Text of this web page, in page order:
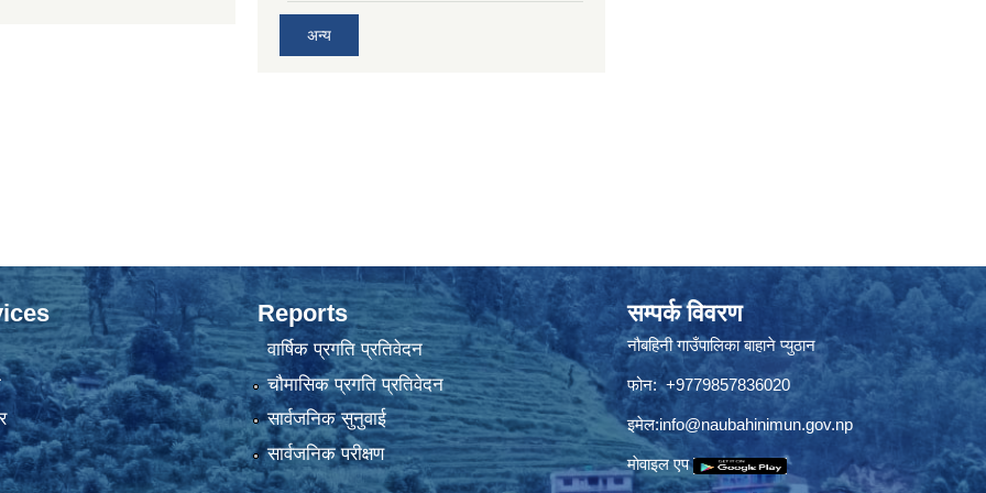
अन्य
Reports
वार्षिक प्रगति प्रतिवेदन
चौमासिक प्रगति प्रतिवेदन
सार्वजनिक सुनुवाई
सार्वजनिक परीक्षण
सम्पर्क विवरण
नौबहिनी गाउँपालिका बाहाने प्युठान
फोन: +9779857836020
इमेल:info@naubahinimun.gov.np
माेवाइल एप